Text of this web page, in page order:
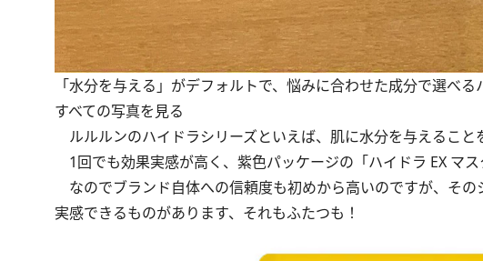
「水分を与える」がデフォルトで、悩みに合わせた成分で選べる
すべての写真を見る
ルルルンのハイドラシリーズといえば、肌に水分を与えること
1回でも効果実感が高く、紫色パッケージの 「ハイドラ EX マ
なのでブランド自体への信頼度も初めから高いのですが、そ
実感できるものがあります、それもふたつも！